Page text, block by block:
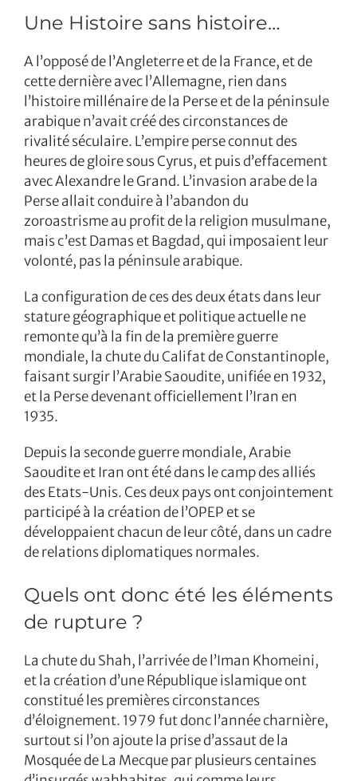
Une Histoire sans histoire…
A l’opposé de l’Angleterre et de la France, et de
cette dernière avec l’Allemagne, rien dans
l’histoire millénaire de la Perse et de la péninsule
arabique n’avait créé des circonstances de
rivalité séculaire. L’empire perse connut des
heures de gloire sous Cyrus, et puis d’effacement
avec Alexandre le Grand. L’invasion arabe de la
Perse allait conduire à l’abandon du
zoroastrisme au profit de la religion musulmane,
mais c’est Damas et Bagdad, qui imposaient leur
volonté, pas la péninsule arabique.
La configuration de ces des deux états dans leur
stature géographique et politique actuelle ne
remonte qu’à la fin de la première guerre
mondiale, la chute du Califat de Constantinople,
faisant surgir l’Arabie Saoudite, unifiée en 1932,
et la Perse devenant officiellement l’Iran en
1935.
Depuis la seconde guerre mondiale, Arabie
Saoudite et Iran ont été dans le camp des alliés
des Etats-Unis. Ces deux pays ont conjointement
participé à la création de l’OPEP et se
développaient chacun de leur côté, dans un cadre
de relations diplomatiques normales.
Quels ont donc été les éléments
de rupture ?
La chute du Shah, l’arrivée de l’Iman Khomeini,
et la création d’une République islamique ont
constitué les premières circonstances
d’éloignement. 1979 fut donc l’année charnière,
surtout si l’on ajoute la prise d’assaut de la
Mosquée de La Mecque par plusieurs centaines